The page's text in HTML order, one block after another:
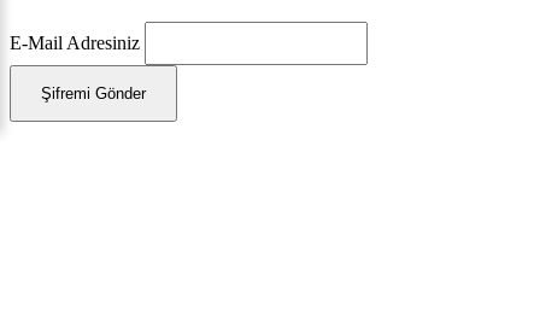
E-Mail Adresiniz
Şifremi Gönder